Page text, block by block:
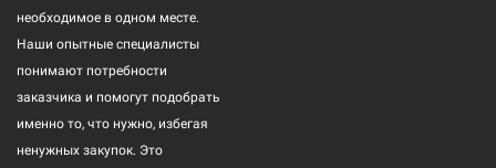
необходимое в одном месте.
Наши опытные специалисты
понимают потребности
заказчика и помогут подобрать
именно то, что нужно, избегая
ненужных закупок. Это